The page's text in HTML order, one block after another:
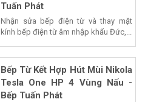
Tuấn Phát
Nhận sửa bếp điện từ và thay mặt
kính bếp điện từ âm nhập khẩu Đức,...
Bếp Từ Kết Hợp Hút Mùi Nikola
Tesla One HP 4 Vùng Nấu -
Bếp Tuấn Phát